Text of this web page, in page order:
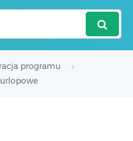
programu